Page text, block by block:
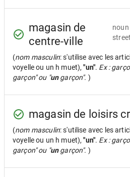
magasin de
centre-ville
noun
(nom masculin: s'utilise avec les
voyelle ou un h muet),"un". Ex :
garçon" ou "ungarçon". )
magasin de loisirs
(nom masculin: s'utilise avec les
voyelle ou un h muet),"un". Ex :
garçon" ou "ungarçon". )